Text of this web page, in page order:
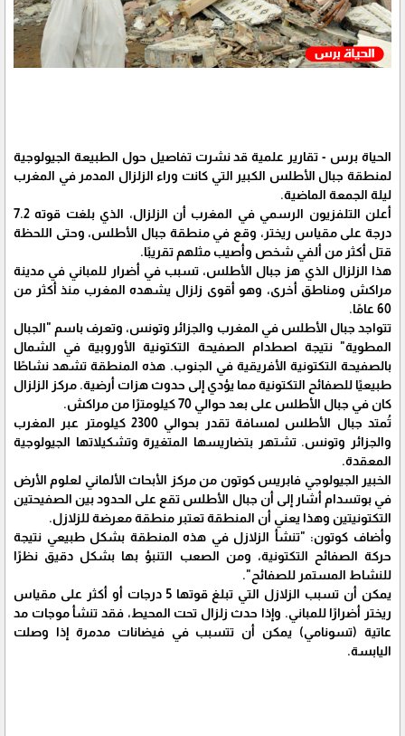
الحياة برس - تقارير علمية قد نشرت تفاصيل حول الطبيعة الجيولوجية
لمنطقة جبال الأطلس الكبير التي كانت وراء الزلزال المدمر في المغرب
ليلة الجمعة الماضية.
أعلن التلفزيون الرسمي في المغرب أن الزلزال، الذي بلغت قوته 7.2
درجة على مقياس ريختر، وقع في منطقة جبال الأطلس، وحتى اللحظة
قتل أكثر من ألفي شخص وأصيب مثلهم تقريبًا.
هذا الزلزال الذي هز جبال الأطلس، تسبب في أضرار للمباني في مدينة
مراكش ومناطق أخرى، وهو أقوى زلزال يشهده المغرب منذ أكثر من
60 عامًا.
تتواجد جبال الأطلس في المغرب والجزائر وتونس، وتعرف باسم "الجبال
المطوية" نتيجة اصطدام الصفيحة التكتونية الأوروبية في الشمال
بالصفيحة التكتونية الأفريقية في الجنوب. هذه المنطقة تشهد نشاطًا
طبيعيًا للصفائح التكتونية مما يؤدي إلى حدوث هزات أرضية. مركز الزلزال
كان في جبال الأطلس على بعد حوالي 70 كيلومترًا من مراكش.
تُمتد جبال الأطلس لمسافة تقدر بحوالي 2300 كيلومتر عبر المغرب
والجزائر وتونس. تشتهر بتضاريسها المتغيرة وتشكيلاتها الجيولوجية
المعقدة.
الخبير الجيولوجي فابريس كوتون من مركز الأبحاث الألماني لعلوم الأرض
في بوتسدام أشار إلى أن جبال الأطلس تقع على الحدود بين الصفيحتين
التكتونيتين وهذا يعني أن المنطقة تعتبر منطقة معرضة للزلازل.
وأضاف كوتون: "تنشأ الزلازل في هذه المنطقة بشكل طبيعي نتيجة
حركة الصفائح التكتونية، ومن الصعب التنبؤ بها بشكل دقيق نظرًا
للنشاط المستمر للصفائح".
يمكن أن تسبب الزلازل التي تبلغ قوتها 5 درجات أو أكثر على مقياس
ريختر أضرارًا للمباني. وإذا حدث زلزال تحت المحيط، فقد تنشأ موجات مد
عاتية (تسونامي) يمكن أن تتسبب في فيضانات مدمرة إذا وصلت
اليابسة.